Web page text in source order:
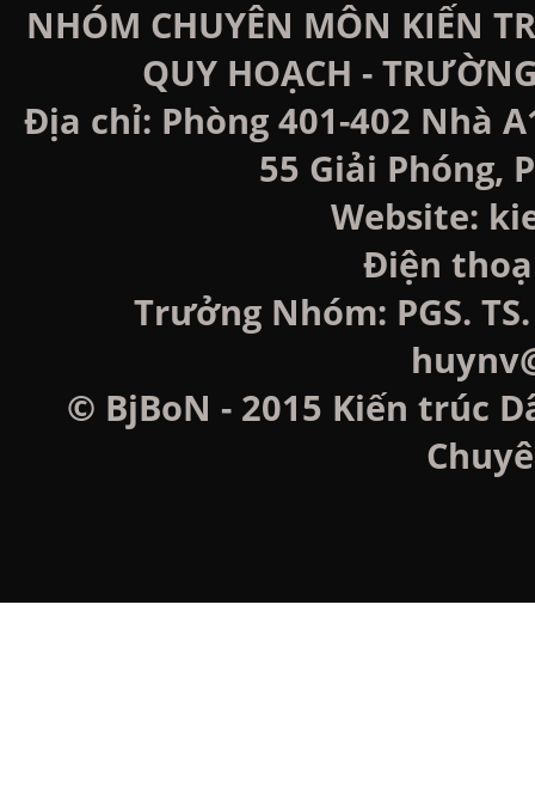
NHÓM CHUYÊN MÔN KIẾN
QUY HOẠCH -
Địa chỉ: Phòng 401-402 Nhà
55 Giải Phóng,
Website:
Điện
Trưởng Nhóm: PGS.
© BjBoN - 2015 Kiến trúc